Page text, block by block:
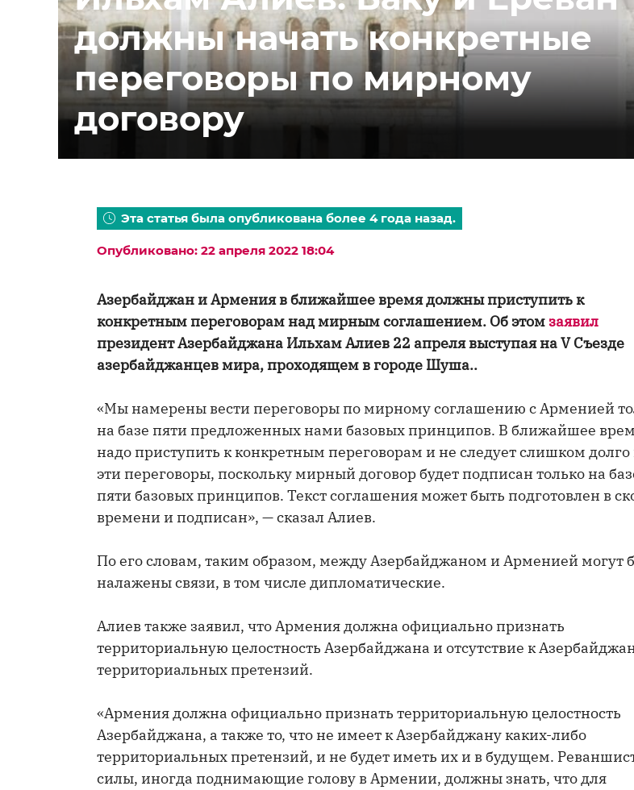
должны начать конкретные
переговоры по мирному
договору
Эта статья была опубликована более 4 года назад.
Опубликовано: 22 апреля 2022 18:04
Азербайджан и Армения в ближайшее время должны приступить к
конкретным переговорам над мирным соглашением. Об этомзаявил
президент Азербайджана Ильхам Алиев 22 апреля выступая на V Съезде
азербайджанцев мира, проходящем в городе Шуша..
«Мы намерены вести переговоры по мирному соглашению с Арменией
на базе пяти предложенных нами базовых принципов. В ближайшее
надо приступить к конкретным переговорам и не следует слишком долго
эти переговоры, поскольку мирный договор будет подписан только на
пяти базовых принципов. Текст соглашения может быть подготовлен в
времени и подписан», — сказал Алиев.
По его словам, таким образом, между Азербайджаном и Арменией могут
налажены связи, в том числе дипломатические.
Алиев также заявил, что Армения должна официально признать
территориальную целостность Азербайджана и отсутствие к
территориальных претензий.
«Армения должна официально признать территориальную целостность
Азербайджана, а также то, что не имеет к Азербайджану каких-либо
территориальных претензий, и не будет иметь их и в будущем.
силы, иногда поднимающие голову в Армении, должны знать, что для